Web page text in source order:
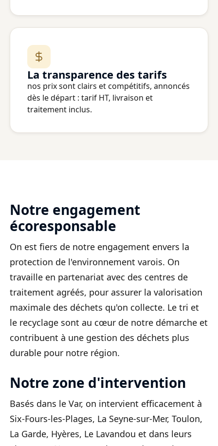
La transparence des tarifs
nos prix sont clairs et compétitifs, annoncés
dès le départ : tarif HT, livraison et
traitement inclus.
Notre engagement
écoresponsable
On est fiers de notre engagement envers la
protection de l'environnement varois. On
travaille en partenariat avec des centres de
traitement agréés, pour assurer la valorisation
maximale des déchets qu'on collecte. Le tri et
le recyclage sont au cœur de notre démarche et
contribuent à une gestion des déchets plus
durable pour notre région.
Notre zone d'intervention
Basés dans le Var, on intervient efficacement à
Six-Fours-les-Plages, La Seyne-sur-Mer, Toulon,
La Garde, Hyères, Le Lavandou et dans leurs